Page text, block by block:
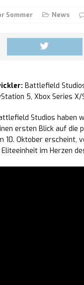
27. August auf Netflix
kündigt „Daedalic
Mittelmeer-
08/2026 ] Rainbow
Sequel-Fortsetzung
Sommer News
Battlefield
5, Xbox Series X/
Studios haben
ersten Blick auf die
10. Oktober erscheint,
im Herzen